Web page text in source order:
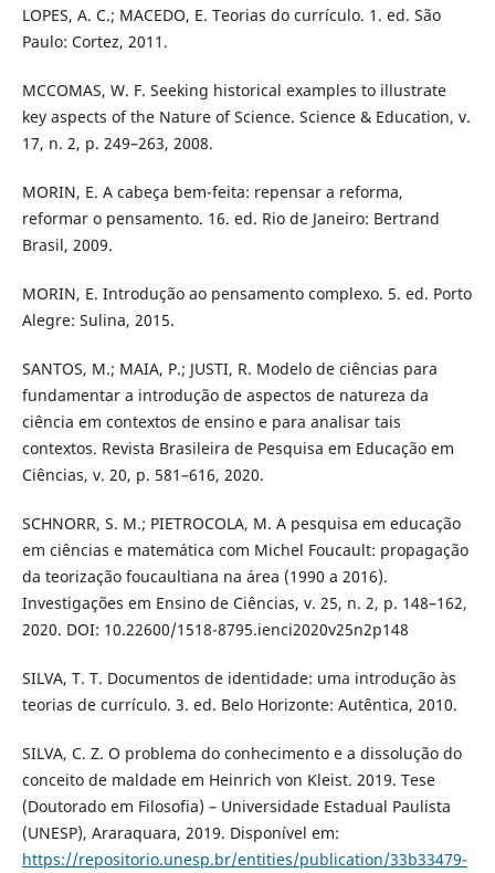
LOPES, A. C.; MACEDO, E. Teorias do currículo. 1. ed. São
Paulo: Cortez, 2011.
MCCOMAS, W. F. Seeking historical examples to illustrate
key aspects of the Nature of Science. Science & Education, v.
17, n. 2, p. 249–263, 2008.
MORIN, E. A cabeça bem-feita: repensar a reforma,
reformar o pensamento. 16. ed. Rio de Janeiro: Bertrand
Brasil, 2009.
MORIN, E. Introdução ao pensamento complexo. 5. ed. Porto
Alegre: Sulina, 2015.
SANTOS, M.; MAIA, P.; JUSTI, R. Modelo de ciências para
fundamentar a introdução de aspectos de natureza da
ciência em contextos de ensino e para analisar tais
contextos. Revista Brasileira de Pesquisa em Educação em
Ciências, v. 20, p. 581–616, 2020.
SCHNORR, S. M.; PIETROCOLA, M. A pesquisa em educação
em ciências e matemática com Michel Foucault: propagação
da teorização foucaultiana na área (1990 a 2016).
Investigações em Ensino de Ciências, v. 25, n. 2, p. 148–162,
2020. DOI: 10.22600/1518-8795.ienci2020v25n2p148
SILVA, T. T. Documentos de identidade: uma introdução às
teorias de currículo. 3. ed. Belo Horizonte: Autêntica, 2010.
SILVA, C. Z. O problema do conhecimento e a dissolução do
conceito de maldade em Heinrich von Kleist. 2019. Tese
(Doutorado em Filosofia) – Universidade Estadual Paulista
(UNESP), Araraquara, 2019. Disponível em:
https://repositorio.unesp.br/entities/publication/33b33479-